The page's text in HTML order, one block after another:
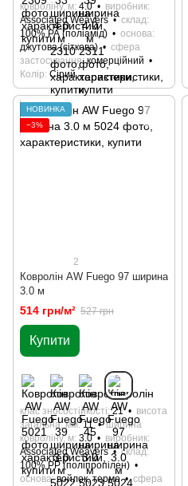
ковроліну, м 4.0
виробник
Associated Weavers
склад
100% РА (поліамід)
основа
джутова (сіткова)
сфера
застосування комерційний
Колір Сірий
НОВИНКА
−3%
2
Кoврoлін AW Fuego 97 ширина
3.0 м
514 грн/м² 527 грн
Купити
клас зносостійкості 21
висота
загальна, мм 11
ширина
ковроліну, м 3.0
виробник
Associated Weavers
склад
100% РР (поліпропілен)
основа войлок, термо
сфера